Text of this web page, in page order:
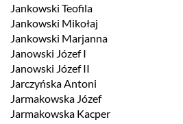
Jankowski Teofila
Jankowski Mikołaj
Jankowski Marjanna
Janowski Józef I
Janowski Józef II
Jarczyńska Antoni
Jarmakowska Józef
Jarmakowska Kacper